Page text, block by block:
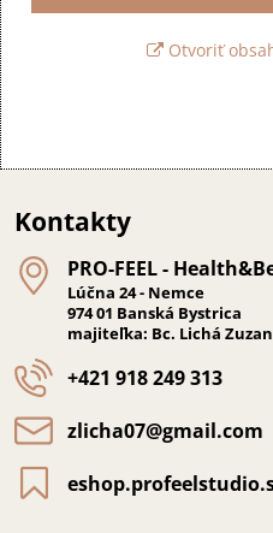
Otvoriť
Kontakty
PRO-FEEL -
Lúčna 24 - Nemce
974 01 Banská Bystrica
majiteľka: Bc. Lichá
+421 918 249 313
zlicha07​@gmail​.com